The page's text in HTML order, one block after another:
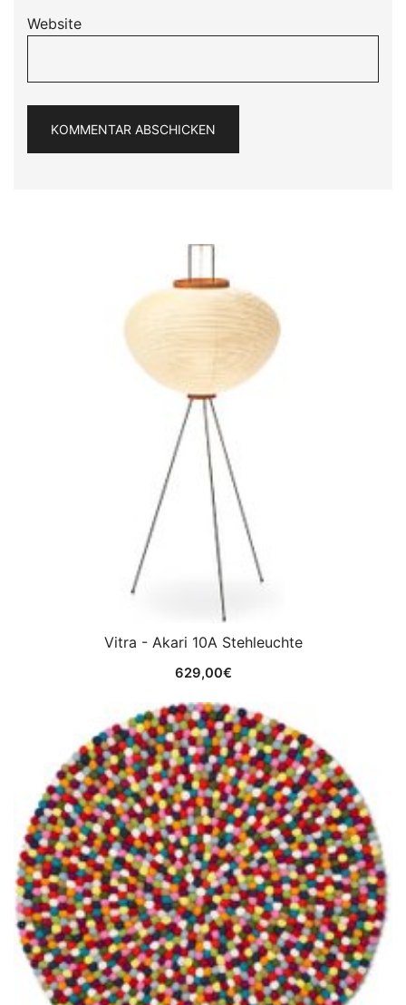
Website
Vitra - Akari 10A Stehleuchte
629,00€